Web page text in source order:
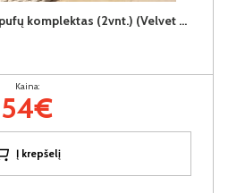
MONTEX (II gr.) apvalių pufų komplektas (2vnt.) (Velvet #80 Juodas)
Kaina:
54€
Į krepšelį